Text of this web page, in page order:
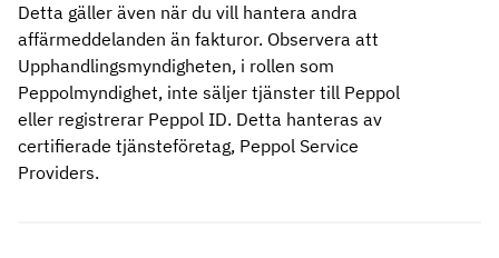
Detta gäller även när du vill hantera andra
affärmeddelanden än fakturor. Observera att
Upphandlingsmyndigheten, i rollen som
Peppolmyndighet, inte säljer tjänster till Peppol
eller registrerar Peppol ID. Detta hanteras av
certifierade tjänsteföretag, Peppol Service
Providers.